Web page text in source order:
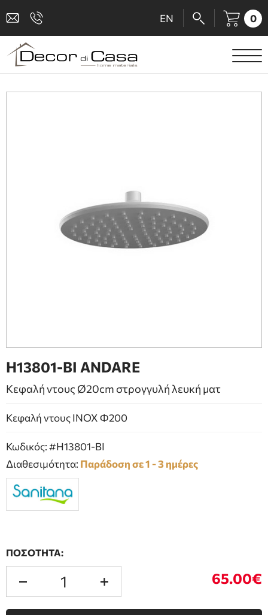
EN 0
ΕΙΔΗ ΥΓΙΕΙΝΗΣ
ΤΖΑΚΙ
H13801-BI ANDARE
Κεφαλή ντους Ø20cm στρογγυλή λευκή ματ
Κεφαλή ντους ΙΝΟΧ Φ200
Κωδικός: #H13801-BI
Διαθεσιμότητα: Παράδοση σε 1 - 3 ημέρες
ΠΟΣΟΤΗΤΑ:
65.00€